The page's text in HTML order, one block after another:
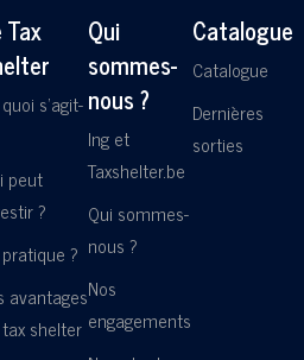
Tax
s'agit-
peut
?
?
avantages
shelter
Qui
sommes-
nous ?
Ing et
Taxshelter.be
Qui sommes-
nous ?
Nos
engagements
Catalogue
Catalogue
Dernières
sorties